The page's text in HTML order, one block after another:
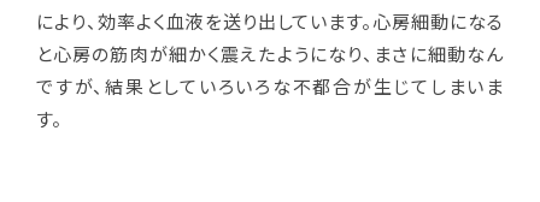
により、効率よく血液を送り出しています。心房細動になる
と心房の筋肉が細かく震えたようになり、まさに細動なん
ですが、結果としていろいろな不都合が生じてしまいま
す。